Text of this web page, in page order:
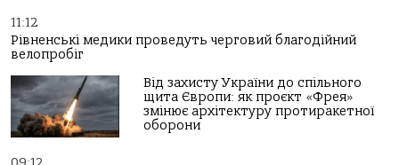
11:12
Рівненські медики проведуть черговий благодійний
велопробіг
Від захисту України до спільного
щита Європи: як проєкт «Фрея»
змінює архітектуру протиракетної
оборони